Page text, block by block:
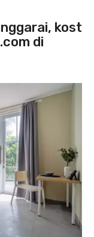
kost
di